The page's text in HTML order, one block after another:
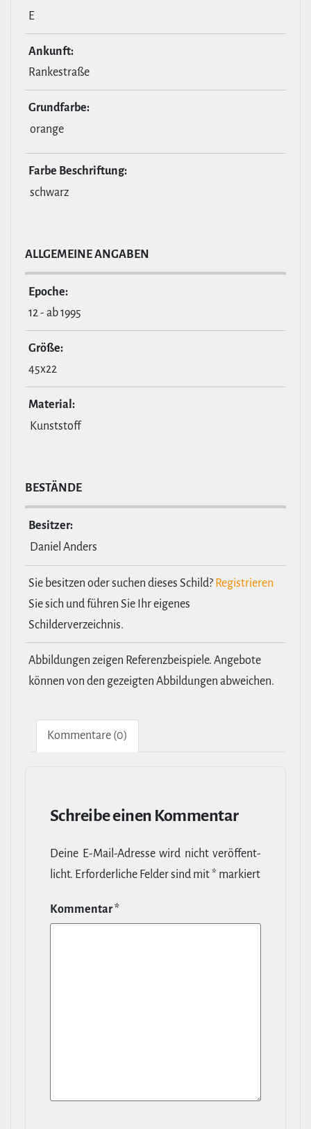
E
Ankunft:
Rankestraße
Grund­farbe:
orange
Farbe Beschrif­tung:
schwarz
ALL­GE­MEINE ANGABEN
Epoche:
12 - ab 1995
Größe:
45x22
Material:
Kunststoff
BESTÄNDE
Besitzer:
Daniel Anders
Sie besitzen oder suchen dieses Schild? Registrieren
Sie sich und führen Sie Ihr eigenes
Schilderverzeichnis.
Abbildungen zeigen Referenzbeispiele. Angebote
können von den gezeigten Abbildungen abweichen.
Kom­men­tare (0)
Schreibe einen Kommentar
Deine E‑Mail-​Adresse wird nicht ver­öf­fent­
licht. Erfor­der­liche Felder sind mit* markiert
Kommentar*